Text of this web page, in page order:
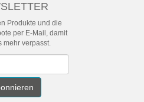
Produkte und die
per E-Mail, damit
mehr verpasst.